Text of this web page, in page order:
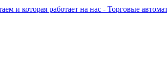
и которая работает на нас - Торговые